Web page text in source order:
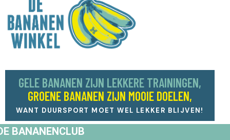
GELE BANANEN ZIJN LEKKERE TRAININGEN,
GROENE BANANEN ZIJN MOOIE DOELEN,
WANT DUURSPORT MOET WEL LEKKER BLIJVEN!
BANANENCLUB